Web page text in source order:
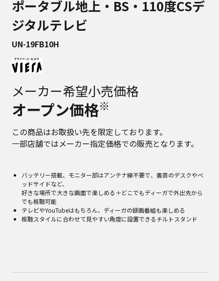
ポータブル地上・BS・110度CSデ
ジタルテレビ
UN-19FB10H
メーカー希望小売価格
オープン価格※
この商品はお取扱い先を限定しております。
一部店舗ではメーカー指定価格での販売となります。
バッテリー搭載、モニター部はアンテナ線不要で、書斎のデスクやベ
ッドサイドなど、
好きな場所で大きな画面で楽しめる＋どこでもディーガで外出先から
でも視聴可能
テレビやYouTubeはもちろん、ディーガの録画番組も楽しめる
視聴スタイルに合わせて見やすい角度に設置できるチルトスタンド